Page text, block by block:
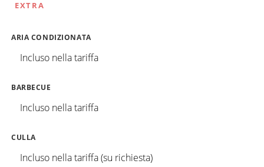
EXTRA
ARIA CONDIZIONATA
Incluso nella tariffa
BARBECUE
Incluso nella tariffa
CULLA
Incluso nella tariffa (su richiesta)